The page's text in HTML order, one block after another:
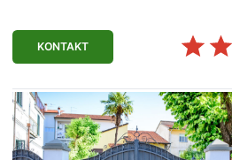
KONTAKT